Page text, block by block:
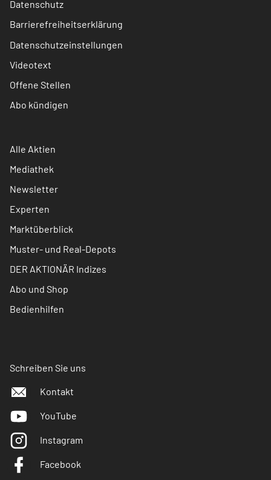
Datenschutz
Barrierefreiheitserklärung
Datenschutzeinstellungen
Videotext
Offene Stellen
Abo kündigen
Alle Aktien
Mediathek
Newsletter
Experten
Marktüberblick
Muster- und Real-Depots
DER AKTIONÄR Indizes
Abo und Shop
Bedienhilfen
Schreiben Sie uns
Kontakt
YouTube
Instagram
Facebook